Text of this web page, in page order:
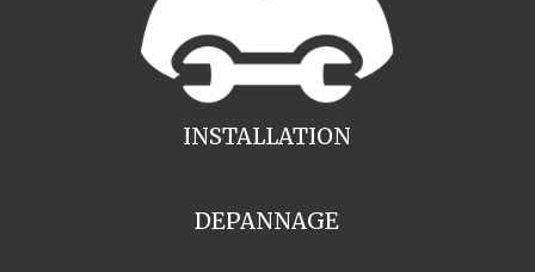
INSTALLATION
DEPANNAGE